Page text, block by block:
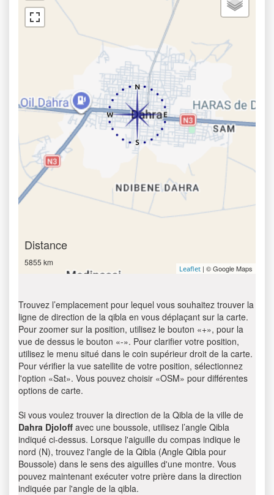
Distance
5855 km
Leaflet | © Google Maps
Trouvez l’emplacement pour lequel vous souhaitez trouver la
ligne de direction de la qibla en vous déplaçant sur la carte.
Pour zoomer sur la position, utilisez le bouton «+», pour la
vue de dessus le bouton «-». Pour clarifier votre position,
utilisez le menu situé dans le coin supérieur droit de la carte.
Pour vérifier la vue satellite de votre position, sélectionnez
l'option «Sat». Vous pouvez choisir «OSM» pour différentes
options de carte.
Si vous voulez trouver la direction de la Qibla de la ville de
Dahra Djoloff avec une boussole, utilisez l’angle Qibla
indiqué ci-dessus. Lorsque l'aiguille du compas indique le
nord (N), trouvez l'angle de la Qibla (Angle Qibla pour
Boussole) dans le sens des aiguilles d'une montre. Vous
pouvez maintenant exécuter votre prière dans la direction
indiquée par l'angle de la qibla.